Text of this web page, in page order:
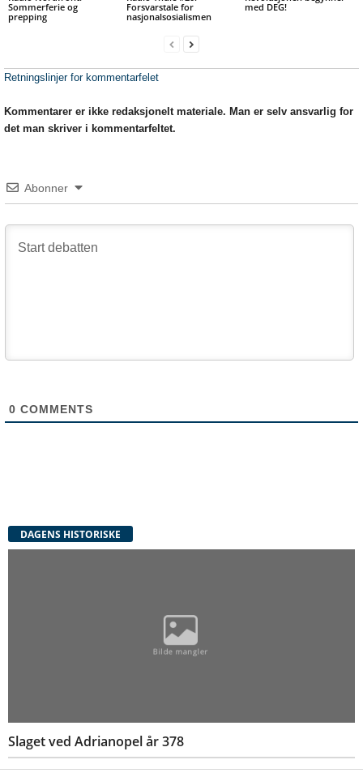
Sommerferie og
prepping
Forsvarstale for
nasjonalsosialismen
med DEG!
Retningslinjer for kommentarfelet
Kommentarer er ikke redaksjonelt materiale. Man er selv ansvarlig for
det man skriver i kommentarfeltet.
Abonner
0 COMMENTS
DAGENS HISTORISKE
Slaget ved Adrianopel år 378